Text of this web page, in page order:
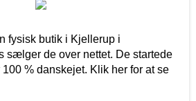
fysisk butik i Kjellerup i
sælger de over nettet. De startede
% danskejet. Klik her for at se